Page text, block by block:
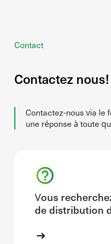
Contact
Contactez nous!
Contactez-nous via le
une réponse à toute
Vous
de distribution